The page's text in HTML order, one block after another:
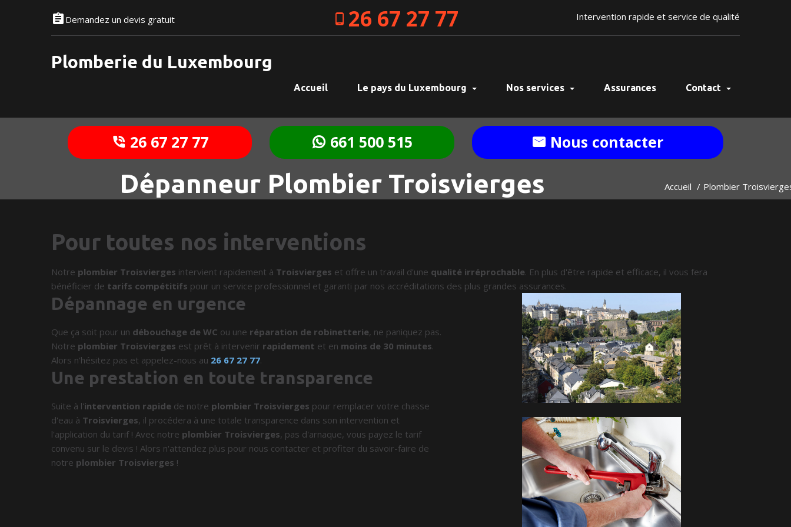
Demandez un devis gratuit 26 67 27 77 Intervention rapide et service de qualité
Plomberie du Luxembourg
Accueil Le pays du Luxembourg Nos services Assurances Contact
26 67 27 77 661 500 515 Nous contacter
Dépanneur Plombier Troisvierges Accueil Plombier
Pour toutes nos interventions
Notre plombier Troisvierges intervient rapidement à Troisvierges et offre un travail d'une qualité irréprochable. En plus d'être rapide et efficace, il vous fera
bénéficier de tarifs compétitifs pour un service professionnel et garanti par nos accréditations des plus grandes assurances.
Dépannage en urgence
Que ça soit pour un débouchage de WC ou une réparation de robinetterie, ne paniquez pas.
Notre plombier Troisvierges est prêt à intervenir rapidement et en moins de 30 minutes.
Alors n'hésitez pas et appelez-nous au 26 67 27 77.
Une prestation en toute transparence
Suite à l'intervention rapide de notre plombier Troisvierges pour remplacer votre chasse
d'eau à Troisvierges, il procédera à une totale transparence dans son intervention et
l'application du tarif ! Avec notre plombier Troisvierges, pas d'arnaque, vous payez le tarif
convenu sur le devis ! Alors n'attendez plus pour nous contacter et profiter du savoir-faire de
notre plombier Troisvierges !